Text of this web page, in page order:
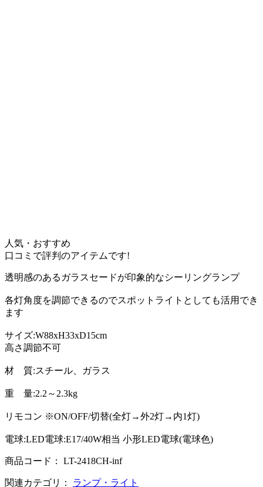
人気・おすすめ
口コミで評判のアイテムです!
透明感のあるガラスセードが印象的なシーリングランプ
各灯角度を調節できるのでスポットライトとしても活用でき
ます
サイズ:W88xH33xD15cm
高さ調節不可
材 質:スチール、ガラス
重 量:2.2～2.3kg
リモコン ※ON/OFF/切替(全灯→外2灯→内1灯)
電球:LED電球:E17/40W相当 小形LED電球(電球色)
商品コード： LT-2418CH-inf
関連カテゴリ： ランプ・ライト